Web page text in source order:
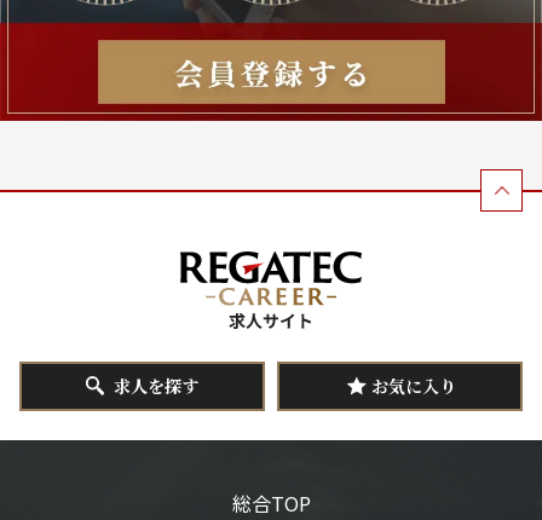
求人を探す お気に入り
総合TOP